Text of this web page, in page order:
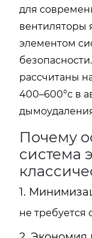
для
вентиляторы
элементом
рассчитаны
400–600°c в
Почему
система
1.
не требуется